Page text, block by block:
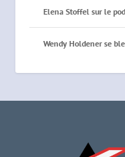
Elena Stoffel sur le
Wendy Holdener se